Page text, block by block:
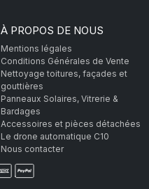
À PROPOS DE NOUS
Mentions légales
Conditions Générales de Vente
Nettoyage toitures, façades et
gouttières
Panneaux Solaires, Vitrerie &
Bardages
Accessoires et pièces détachées
Le drone automatique C10
Nous contacter